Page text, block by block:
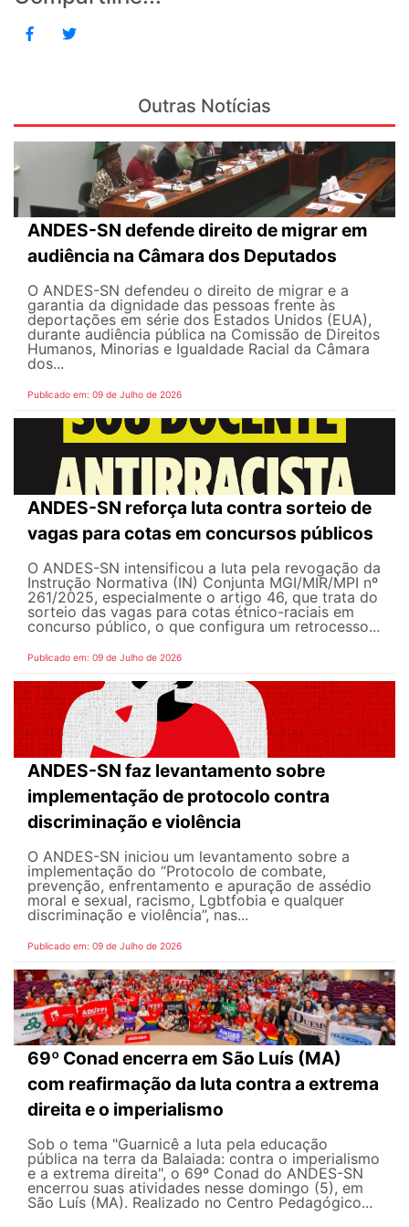
Outras Notícias
ANDES-SN defende direito de migrar em
audiência na Câmara dos Deputados
O ANDES-SN defendeu o direito de migrar e a
garantia da dignidade das pessoas frente às
deportações em série dos Estados Unidos (EUA),
durante audiência pública na Comissão de Direitos
Humanos, Minorias e Igualdade Racial da Câmara
dos...
Publicado em: 09 de Julho de 2026
ANDES-SN reforça luta contra sorteio de
vagas para cotas em concursos públicos
O ANDES-SN intensificou a luta pela revogação da
Instrução Normativa (IN) Conjunta MGI/MIR/MPI nº
261/2025, especialmente o artigo 46, que trata do
sorteio das vagas para cotas étnico-raciais em
concurso público, o que configura um retrocesso...
Publicado em: 09 de Julho de 2026
ANDES-SN faz levantamento sobre
implementação de protocolo contra
discriminação e violência
O ANDES-SN iniciou um levantamento sobre a
implementação do “Protocolo de combate,
prevenção, enfrentamento e apuração de assédio
moral e sexual, racismo, Lgbtfobia e qualquer
discriminação e violência”, nas...
Publicado em: 09 de Julho de 2026
69º Conad encerra em São Luís (MA)
com reafirmação da luta contra a extrema
direita e o imperialismo
Sob o tema "Guarnicê a luta pela educação
pública na terra da Balaiada: contra o imperialismo
e a extrema direita", o 69º Conad do ANDES-SN
encerrou suas atividades nesse domingo (5), em
São Luís (MA). Realizado no Centro Pedagógico...